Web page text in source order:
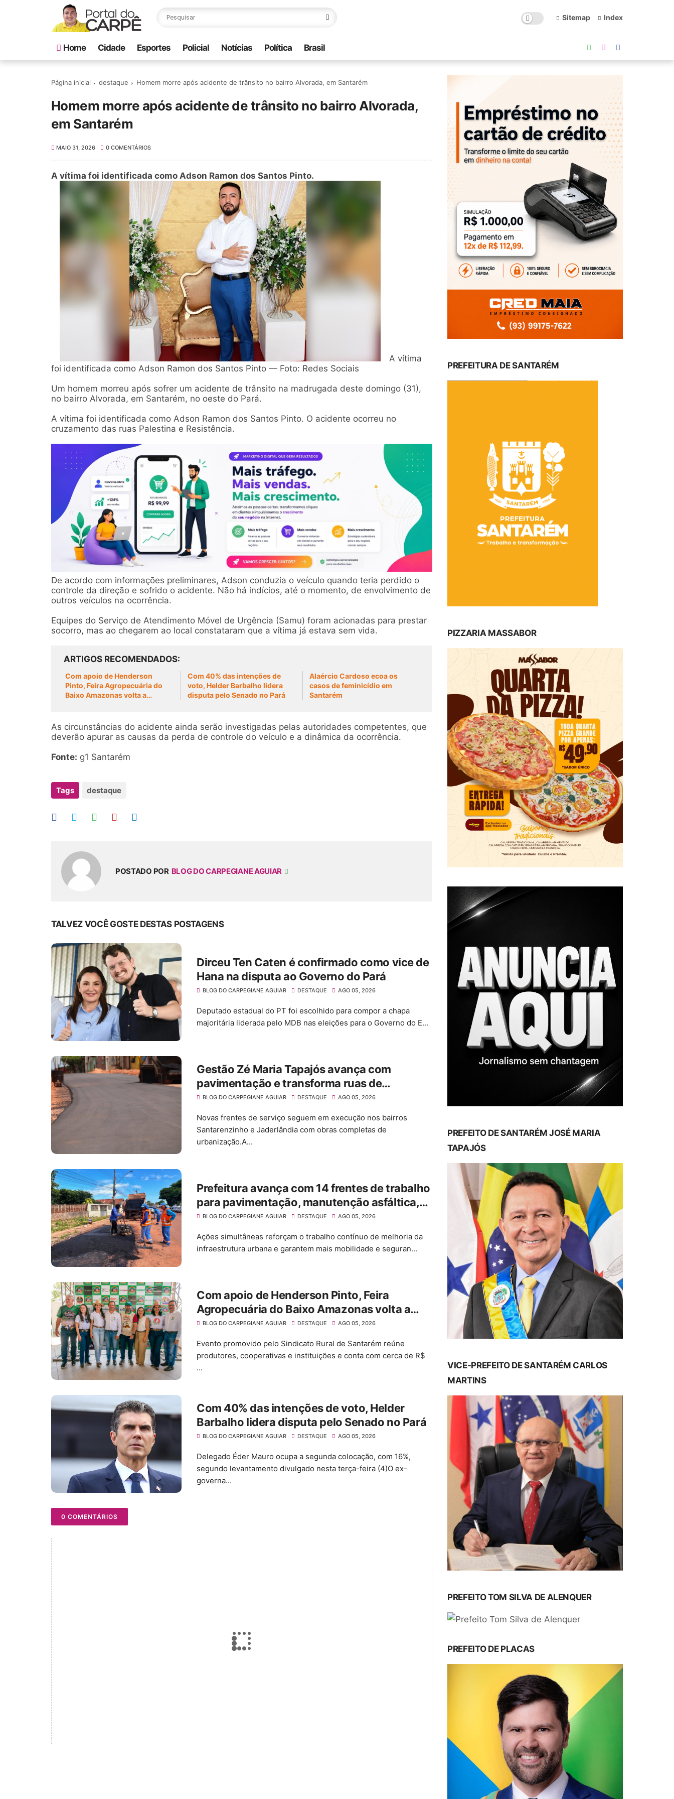
Sitemap Index
Home Cidade Esportes Policial Notícias Política Brasil
Página inicial destaque Homem morre após acidente de trânsito no bairro Alvorada, em Santarém
Homem morre após acidente de trânsito no bairro Alvorada,
em Santarém
MAIO 31, 2026 0 COMENTÁRIOS
A vítima foi identificada como Adson Ramon dos Santos Pinto.
A vítima
foi identificada como Adson Ramon dos Santos Pinto — Foto: Redes Sociais
Um homem morreu após sofrer um acidente de trânsito na madrugada deste domingo (31),
no bairro Alvorada, em Santarém, no oeste do Pará.
A vítima foi identificada como Adson Ramon dos Santos Pinto. O acidente ocorreu no
cruzamento das ruas Palestina e Resistência.
De acordo com informações preliminares, Adson conduzia o veículo quando teria perdido o
controle da direção e sofrido o acidente. Não há indícios, até o momento, de envolvimento de
outros veículos na ocorrência.
Equipes do Serviço de Atendimento Móvel de Urgência (Samu) foram acionadas para prestar
socorro, mas ao chegarem ao local constataram que a vítima já estava sem vida.
ARTIGOS RECOMENDADOS
Com apoio de Henderson
Pinto, Feira Agropecuária do
Baixo Amazonas volta a
Com 40% das intenções de
voto, Helder Barbalho lidera
disputa pelo Senado no Pará
Alaércio Cardoso ecoa os
casos de feminicídio em
Santarém
As circunstâncias do acidente ainda serão investigadas pelas autoridades competentes, que
deverão apurar as causas da perda de controle do veículo e a dinâmica da ocorrência.
Fonte: g1 Santarém
Tags destaque
POSTADO POR BLOG DO CARPEGIANE AGUIAR
TALVEZ VOCÊ GOSTE DESTAS POSTAGENS
Dirceu Ten Caten é confirmado como vice de
Hana na disputa ao Governo do Pará
BLOG DO CARPEGIANE AGUIAR DESTAQUE AGO 05, 2026
Deputado estadual do PT foi escolhido para compor a chapa
majoritária liderada pelo MDB nas eleições para o Governo do E...
Gestão Zé Maria Tapajós avança com
pavimentação e transforma ruas de
Santarém em novos corredores de
mobilidade
BLOG DO CARPEGIANE AGUIAR DESTAQUE AGO 05, 2026
Novas frentes de serviço seguem em execução nos bairros
Santarenzinho e Jaderlândia com obras completas de
urbanização.A...
Prefeitura avança com 14 frentes de trabalho
para pavimentação, manutenção asfáltica,
obra civil e terraplenagem
BLOG DO CARPEGIANE AGUIAR DESTAQUE AGO 05, 2026
Ações simultâneas reforçam o trabalho contínuo de melhoria da
infraestrutura urbana e garantem mais mobilidade e seguran...
Com apoio de Henderson Pinto, Feira
Agropecuária do Baixo Amazonas volta a
movimentar Santarém após seis anos
BLOG DO CARPEGIANE AGUIAR DESTAQUE AGO 05, 2026
Evento promovido pelo Sindicato Rural de Santarém reúne
produtores, cooperativas e instituições e conta com cerca de R$
...
Com 40% das intenções de voto, Helder
Barbalho lidera disputa pelo Senado no Pará
BLOG DO CARPEGIANE AGUIAR DESTAQUE AGO 05, 2026
Delegado Éder Mauro ocupa a segunda colocação, com 16%,
segundo levantamento divulgado nesta terça-feira (4)O ex-
governa...
0 COMENTÁRIOS
PREFEITURA DE SANTARÉM
PIZZARIA MASSABOR
PREFEITO DE SANTARÉM JOSÉ MARIA
TAPAJÓS
VICE-PREFEITO DE SANTARÉM CARLOS
MARTINS
PREFEITO TOM SILVA DE ALENQUER
PREFEITO DE PLACAS